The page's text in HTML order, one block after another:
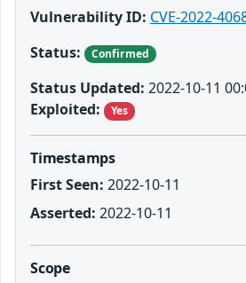
Vulnerability ID: CVE-2022-
Status:
Confirmed
Status Updated: 2022-10-11
Exploited:
Yes
Timestamps
First Seen: 2022-10-11
Asserted: 2022-10-11
Scope